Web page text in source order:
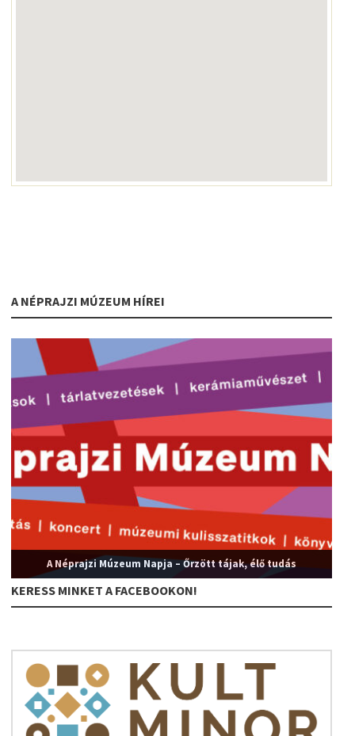
A NÉPRAJZI MÚZEUM HÍREI
A Néprajzi Múzeum Napja – Őrzött tájak, élő tudás
KERESS MINKET A FACEBOOKON!